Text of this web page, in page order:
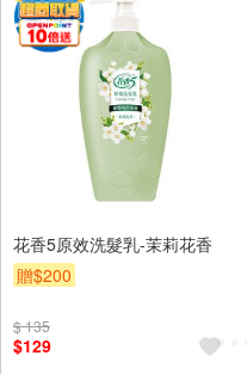
花香5原效洗髮乳-茉莉花香
贈$200
$ 135
$129